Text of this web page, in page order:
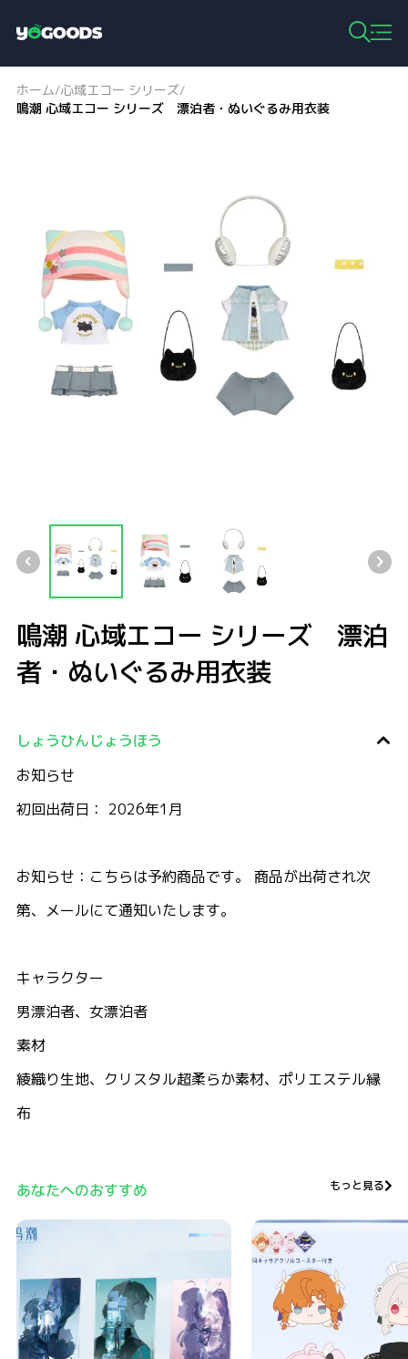
o
g
o
o
ホーム/心域エコー シリーズ/
鳴潮 心域エコー シリーズ 漂泊者・ぬいぐるみ用衣装
鳴潮 心域エコー シリーズ 漂泊
者・ぬいぐるみ用衣装
しょうひんじょうほう
お知らせ
初回出荷日： 2026年1月
お知らせ：こちらは予約商品です。 商品が出荷され次
第、メールにて通知いたします。
キャラクター
男漂泊者、女漂泊者
素材
綾織り生地、クリスタル超柔らか素材、ポリエステル縁
布
あなたへのおすすめ もっと見る